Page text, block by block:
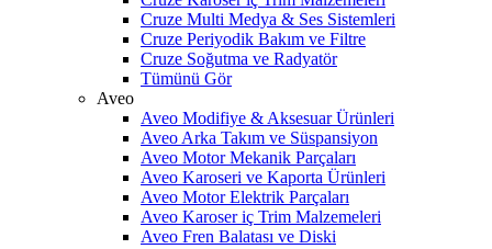
Cruze Multi Medya & Ses Sistemleri
Cruze Periyodik Bakım ve Filtre
Cruze Soğutma ve Radyatör
Tümünü Gör
Aveo
Aveo Modifiye & Aksesuar Ürünleri
Aveo Arka Takım ve Süspansiyon
Aveo Motor Mekanik Parçaları
Aveo Karoseri ve Kaporta Ürünleri
Aveo Motor Elektrik Parçaları
Aveo Karoser iç Trim Malzemeleri
Aveo Fren Balatası ve Diski